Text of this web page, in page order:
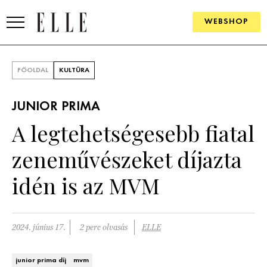
WEBSHOP
SZÉPSÉG
ÉLETMÓD
PÁRKAPCSOLAT
FŐOLDAL KULTÚRA
JUNIOR PRIMA
A legtehetségesebb fiatal
zeneművészeket díjazta
idén is az MVM
2024. június 17. 2 perc olvasás ELLE
junior prima díj mvm